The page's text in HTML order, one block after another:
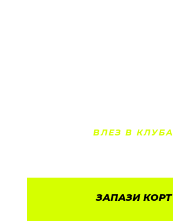
ВЛЕЗ В КЛУБА
ЗАПАЗИ КОРТ